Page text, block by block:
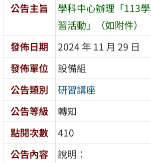
公告主旨
學科中心辦理「113
習活動」（如附件）
發佈日期
2024 年 11 月 29 日
發佈單位
設備組
公告類別
研習講座
公告等級
轉知
點閱次數
410
公告內容
說明：